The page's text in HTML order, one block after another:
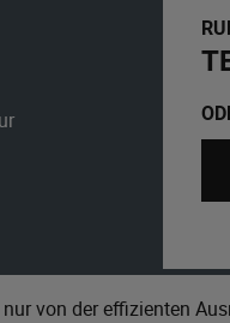
von der effizienten